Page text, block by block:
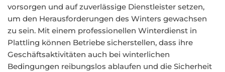
vorsorgen und auf zuverlässige Dienstleister setzen,
um den Herausforderungen des Winters gewachsen
zu sein. Mit einem professionellen Winterdienst in
Plattling können Betriebe sicherstellen, dass ihre
Geschäftsaktivitäten auch bei winterlichen
Bedingungen reibungslos ablaufen und die Sicherheit